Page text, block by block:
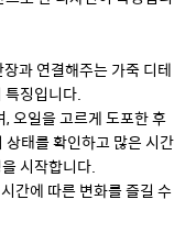
과 연결해주는 가죽 디테
특징입니다.
오일을 고르게 도포한 후
태를 확인하고 많은 시간
시작합니다.
간에 따른 변화를 즐길 수